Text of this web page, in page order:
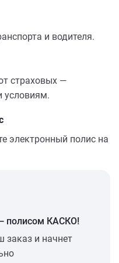
и водителя.
страховых —
условиям.
электронный полис на
полисом КАСКО!
заказ и начнет